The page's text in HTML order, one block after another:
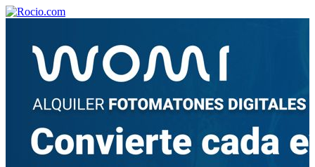
¡Bienvenido! Soy el asistente virtual de rocio.com.